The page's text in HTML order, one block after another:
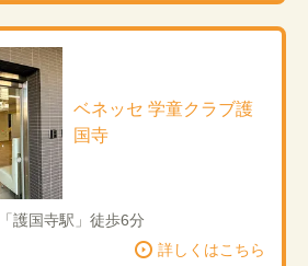
ベネッセ 学童クラブ護
国寺
護国寺駅」徒歩6分
詳しくはこちら